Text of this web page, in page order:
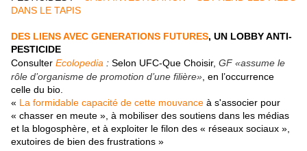
DANS LE TAPIS
DES LIENS AVEC GENERATIONS FUTURES, UN LOBBY ANTI-
PESTICIDE
Consulter Ecolopedia : Selon UFC-Que Choisir, GF «assume le
rôle d’organisme de promotion d’une filière» , en l’occurrence
celle du bio.
« La formidable capacité de cette mouvance à s'associer pour
« chasser en meute », à mobiliser des soutiens dans les médias
et la blogosphère, et à exploiter le filon des « réseaux sociaux »,
exutoires de bien des frustrations »